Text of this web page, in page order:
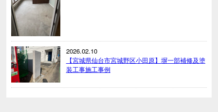
2026.02.10
【宮城県仙台市宮城野区小田原】塀一部補修及塗
装工事施工事例